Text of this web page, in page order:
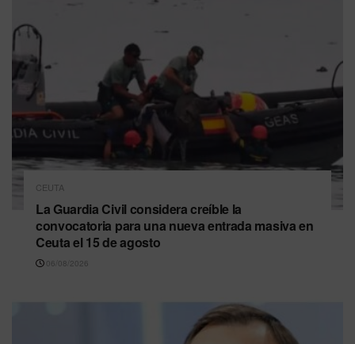
CEUTA
La Guardia Civil considera creíble la
convocatoria para una nueva entrada masiva en
Ceuta el 15 de agosto
06/08/2026